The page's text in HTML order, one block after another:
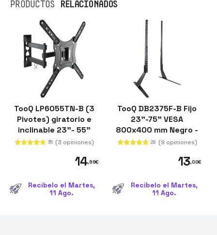
PRODUCTOS RELACIONADOS
TooQ LP6055TN-B (3
Pivotes) giratorio e
inclinable 23"- 55"
VESA 400x400 mm
Monitor / TV
35 (3 opiniones)
14,99€
Recíbelo el Martes,
11 Ago.
TooQ DB2375F-B Fijo
23"-75" VESA
800x400 mm Negro -
Soporte de mesa para
28 (9 opiniones)
13,00€
Recíbelo el Martes,
11 Ago.